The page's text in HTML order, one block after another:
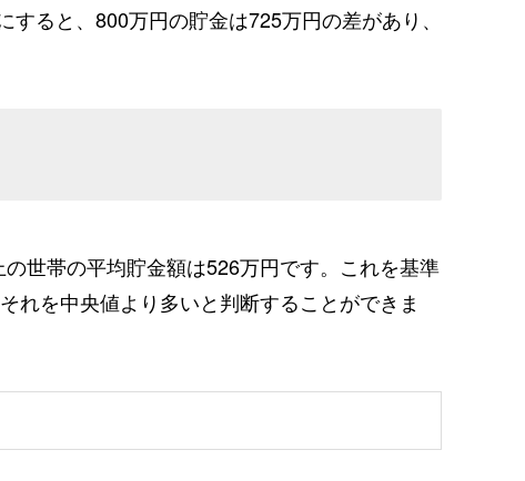
ると、800万円の貯金は725万円の差があり、
世帯の平均貯金額は526万円です。これを基準
れを中央値より多いと判断することができま